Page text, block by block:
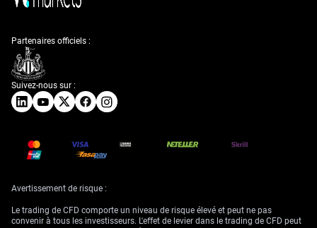
quasiment disparu en avril, tombant à seulement 89 millions de dollars.
Nous estimons qu’une hausse de taux défensive de la banque centrale
devient presque nécessaire pour stabiliser la devise dans les prochaines
semaines.
Stratégies
d’investissement face à
la volatilité de l’énergie
et des changes
Suivez-nous sur :
Partenaires officiels :
Avertissement de risque :
Le trading de CFD comporte un niveau de risque élevé et peut ne pas
convenir à tous les investisseurs. L'effet de levier dans le trading de CFD peut